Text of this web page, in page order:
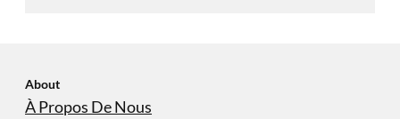
About
À Propos De Nous